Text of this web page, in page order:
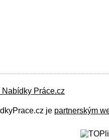
Práce.cz
je partnerským